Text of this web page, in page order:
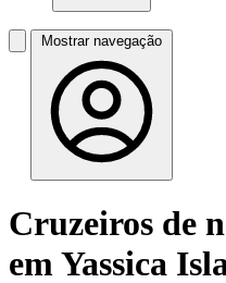
Mostrar navegação
Cruzeiros de
em Yassica